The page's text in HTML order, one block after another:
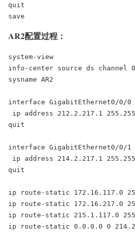
quit
save
AR2配置过程：
system-view
info-center source ds
sysname AR2
interface GigabitEthernet0/0/0
ip address 212.2.217.1
quit
interface GigabitEthernet0/0/1
ip address 214.2.217.1
quit
ip route-static 172.16.117.0
ip route-static 172.16.217.0
ip route-static 215.1.117.0
ip route-static 0.0.0.0 0